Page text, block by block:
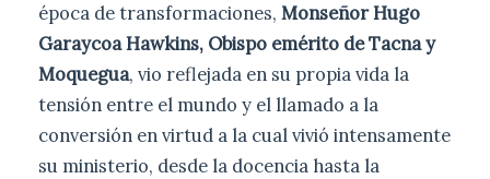
época de transformaciones, MonseñorHugo
Garaycoa Hawkins, Obispo emérito de Tacna y
Moquegua, vio reflejada en su propia vida la
tensión entre el mundo y el llamado a la
conversión en virtud a la cual vivió intensamente
su ministerio, desde la docencia hasta la